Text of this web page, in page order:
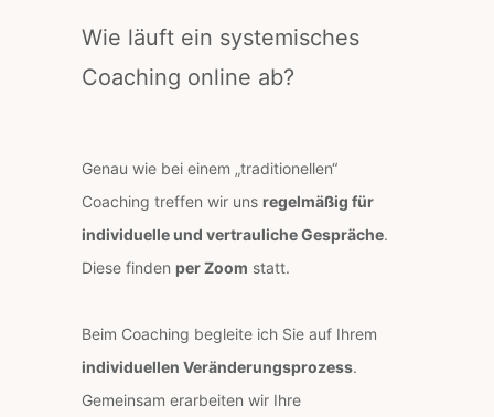
Wie läuft ein systemisches
Coaching online ab?
Genau wie bei einem „traditionellen“
Coaching treffen wir uns regelmäßig für
individuelle und vertrauliche Gespräche.
Diese finden per Zoom statt.
Beim Coaching begleite ich Sie auf Ihrem
individuellen Veränderungsprozess.
Gemeinsam erarbeiten wir Ihre